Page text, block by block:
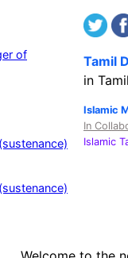
of
Tamil
in Tamil
Islamic
In
Islamic